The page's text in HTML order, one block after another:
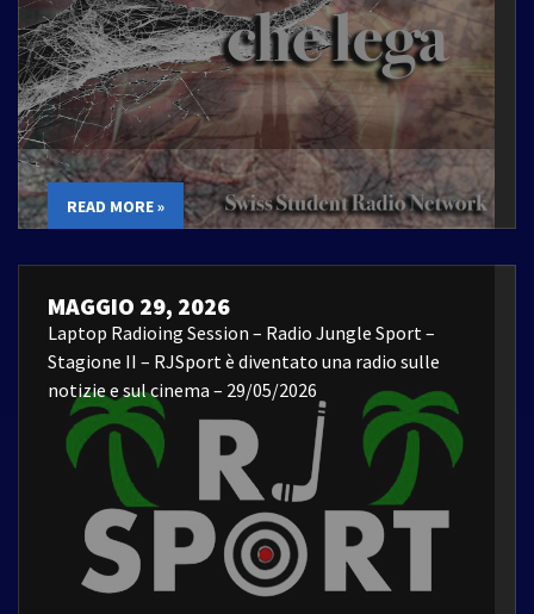
READ MORE »
MAGGIO 29, 2026
Laptop Radioing Session – Radio Jungle Sport –
Stagione II – RJSport è diventato una radio sulle
notizie e sul cinema – 29/05/2026